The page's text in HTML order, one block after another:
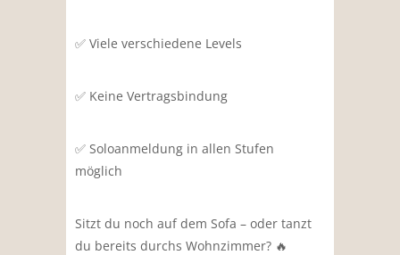
✅️ Viele verschiedene Levels
✅️ Keine Vertragsbindung
✅️ Soloanmeldung in allen Stufen
möglich
Sitzt du noch auf dem Sofa – oder tanzt
du bereits durchs Wohnzimmer? 🔥